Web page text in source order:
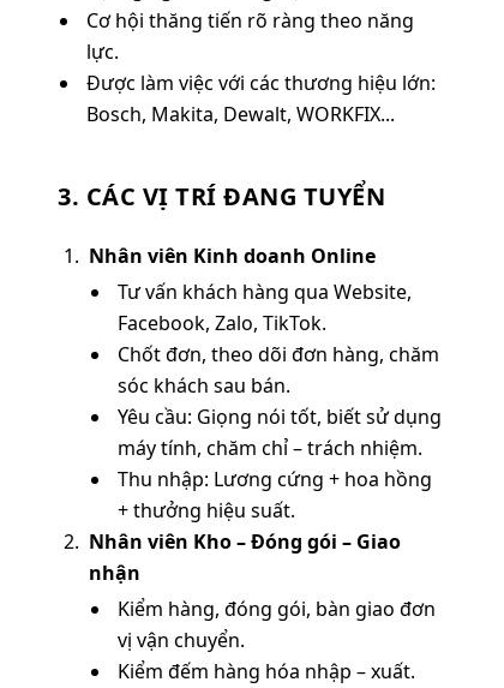
Cơ hội thăng tiến rõ ràng theo năng
lực.
Được làm việc với các thương hiệu lớn:
Bosch, Makita, Dewalt, WORKFIX...
3. CÁC VỊ TRÍ ĐANG TUYỂN
Nhân viên Kinh doanh Online
Tư vấn khách hàng qua Website,
Facebook, Zalo, TikTok.
Chốt đơn, theo dõi đơn hàng, chăm
sóc khách sau bán.
Yêu cầu: Giọng nói tốt, biết sử dụng
máy tính, chăm chỉ – trách nhiệm.
Thu nhập: Lương cứng + hoa hồng
+ thưởng hiệu suất.
Nhân viên Kho – Đóng gói – Giao
nhận
Kiểm hàng, đóng gói, bàn giao đơn
vị vận chuyển.
Kiểm đếm hàng hóa nhập – xuất.